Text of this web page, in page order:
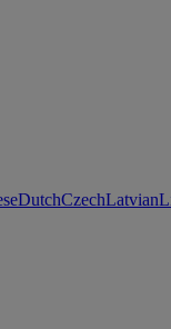
DutchCzechLatvian